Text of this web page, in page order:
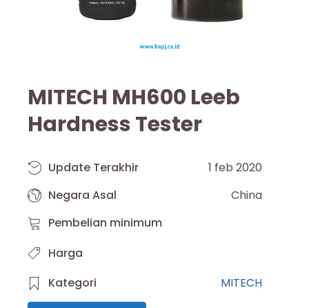
MITECH MH600 Leeb
Hardness Tester
Update Terakhir
1 feb 2020
Negara Asal
China
Pembelian minimum
Harga
Kategori
MITECH